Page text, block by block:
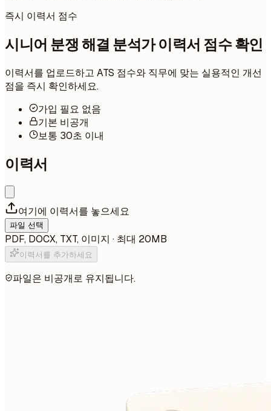
즉시 이력서 점수
시니어 분쟁 해결 분석가 이력서 점수 확인
이력서를 업로드하고 ATS 점수와 직무에 맞는 실용적인 개선
점을 즉시 확인하세요.
가입 필요 없음
기본 비공개
보통 30초 이내
이력서
여기에 이력서를 놓으세요
파일 선택
PDF, DOCX, TXT, 이미지 · 최대 20MB
이력서를 추가하세요
파일은 비공개로 유지됩니다.